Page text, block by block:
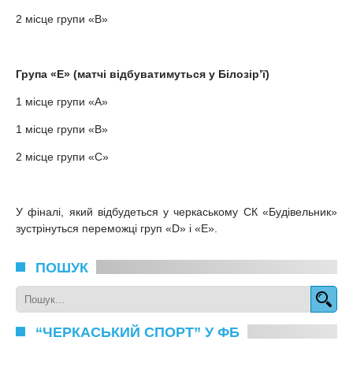
2 місце групи «B»
Група «Е» (матчі відбуватимуться у Білозір’ї)
1 місце групи «А»
1 місце групи «B»
2 місце групи «С»
У фіналі, який відбудеться у черкаському СК «Будівельник»
зустрінуться переможці груп «D» і «Е».
ПОШУК
“ЧЕРКАСЬКИЙ СПОРТ” У ФБ